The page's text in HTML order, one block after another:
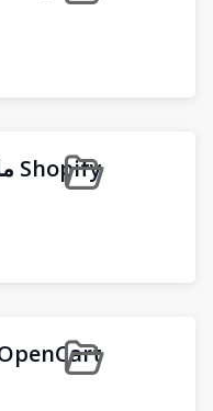
Shopify ملحق/إضافة الربط
OpenCart ملحق/إضافة الربط